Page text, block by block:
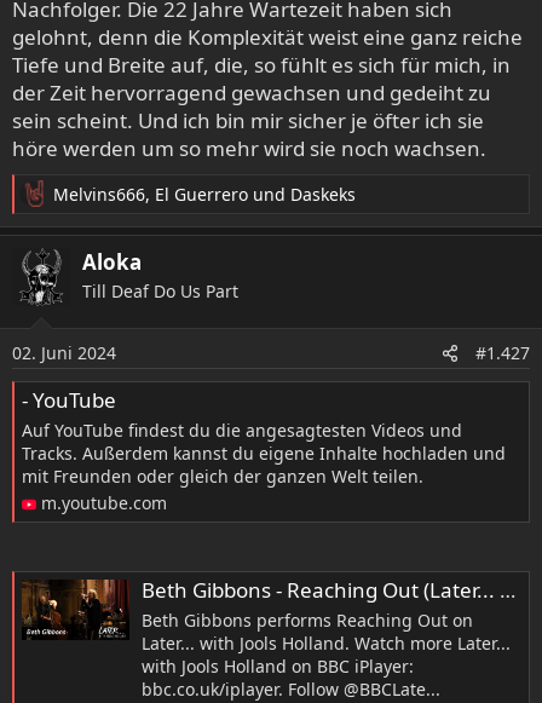
Liebe.
Nachfolger. Die 22 Jahre Wartezeit haben sich
gelohnt, denn die Komplexität weist eine ganz reiche
Tiefe und Breite auf, die, so fühlt es sich für mich, in
der Zeit hervorragend gewachsen und gedeiht zu
sein scheint. Und ich bin mir sicher je öfter ich sie
höre werden um so mehr wird sie noch wachsen.
R
e
a
k
t
o
n
e
n
:
Melvins666, El Guerrero und Daskeks
Aloka
Till Deaf Do Us Part
02. Juni 2024 #1.427
- YouTube
Auf YouTube findest du die angesagtesten Videos und
Tracks. Außerdem kannst du eigene Inhalte hochladen und
mit Freunden oder gleich der ganzen Welt teilen.
m.youtube.com
Beth Gibbons - Reaching Out (Later... with Jools Holland)
Beth Gibbons performs Reaching Out on
Later... with Jools Holland. Watch more Later...
with Jools Holland on BBC iPlayer:
bbc.co.uk/iplayer. Follow @BBCLate...